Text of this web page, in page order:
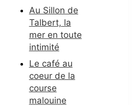
Au Sillon de
Talbert, la
mer en toute
intimité
Le café au
coeur de la
course
malouine